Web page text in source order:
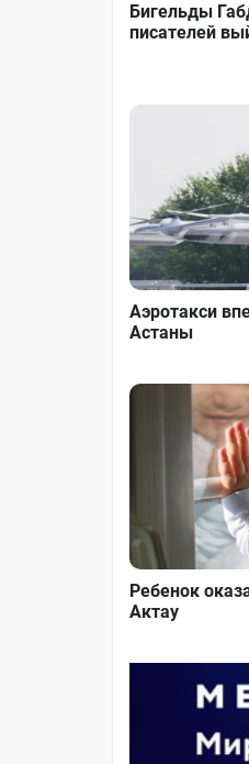
Бигельды
писателей
Аэротакси
Астаны
Ребенок
Актау